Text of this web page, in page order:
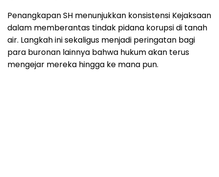
Penangkapan SH menunjukkan konsistensi Kejaksaan
dalam memberantas tindak pidana korupsi di tanah
air. Langkah ini sekaligus menjadi peringatan bagi
para buronan lainnya bahwa hukum akan terus
mengejar mereka hingga ke mana pun.